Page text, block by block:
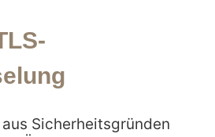
Sicherheitsgründen